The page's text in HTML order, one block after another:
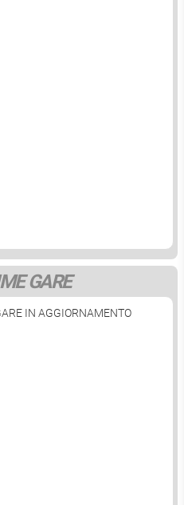
GARE
IN AGGIORNAMENTO